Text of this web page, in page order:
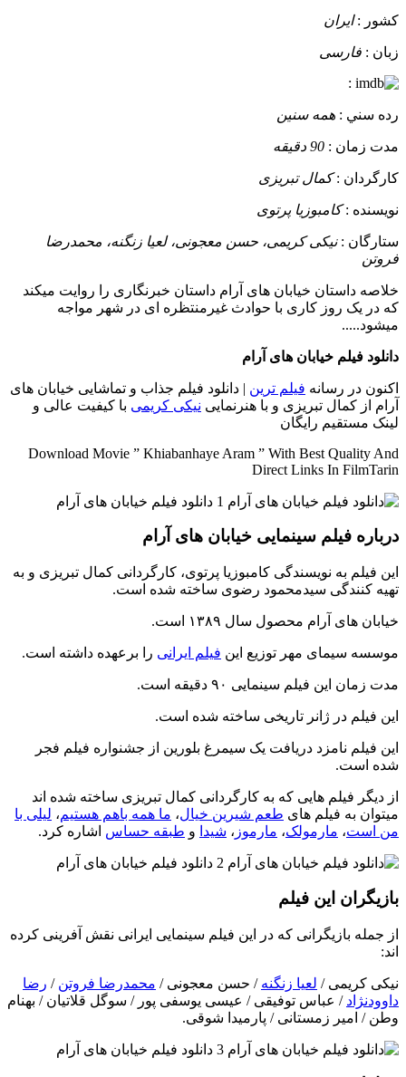
کشور :ایران
زبان : فارسی
:
رده سني : همه سنین
مدت زمان : 90 دقیقه
کارگردان :کمال تبریزی
نويسنده :کامبوزیا پرتوی
ستارگان :نیکی کریمی، حسن معجونی، لعیا زنگنه، محمدرضا
فروتن
خلاصه داستان خیابان های آرام داستان خبرنگاری را روایت میکند
که در یک روز کاری با حوادث غیرمنتظره ای در شهر مواجه
میشود.....
دانلود فیلم خیابان های آرام
اکنون در رسانه فیلم ترین | دانلود فیلم جذاب و تماشایی خیابان های
آرام از کمال تبریزی و با هنرنمایی نیکی کریمی با کیفیت عالی و
لینک مستقیم رایگان
Download Movie ” Khiabanhaye Aram ” With Best Quality And
Direct Links In FilmTarin
درباره فیلم سینمایی خیابان های آرام
این فیلم به نویسندگی کامبوزیا پرتوی، کارگردانی کمال تبریزی و به
تهیه کنندگی سیدمحمود رضوی ساخته شده است.
خیابان های آرام محصول سال ۱۳۸۹ است.
موسسه سیمای مهر توزیع این فیلم ایرانی را برعهده داشته است.
مدت زمان این فیلم سینمایی ۹۰ دقیقه است.
این فیلم در ژانر تاریخی ساخته شده است.
این فیلم نامزد دریافت یک سیمرغ بلورین از جشنواره فیلم فجر
شده است.
از دیگر فیلم هایی که به کارگردانی کمال تبریزی ساخته شده اند
میتوان به فیلم های طعم شیرین خیال، ما همه باهم هستیم، لیلی با
من است، مارمولک، مارموز ، شیدا و طبقه حساس اشاره کرد.
بازیگران این فیلم
از جمله بازیگرانی که در این فیلم سینمایی ایرانی نقش آفرینی کرده
اند:
نیکی کریمی / لعیا زنگنه / حسن معجونی / محمدرضا فروتن / رضا
داوودنژاد / عباس توفیقی / عیسی یوسفی پور / سوگل قلاتیان / بهنام
وطن / امیر زمستانی / پارمیدا شوقی.